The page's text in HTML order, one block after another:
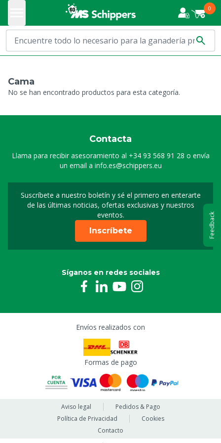
0
Cama
No se han encontrado productos para esta categoría.
Contacta
Llama para recibir asesoramiento al +34 93 568 91 28 o envía
un email a info.es@schippers.eu
Suscríbete a nuestro boletín y sé el primero en enterarte
de las últimas noticias, ofertas exclusivas y nuestros
eventos.
Suscripción a nuestro
Inscríbete
Síganos en redes sociales
Envíos realizados con
Formas de pago
Aviso legal
Pedidos & Pago
Política de Privacidad
Cookies
Contacto
Feedback